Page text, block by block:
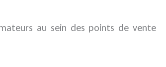
au sein des points de vente